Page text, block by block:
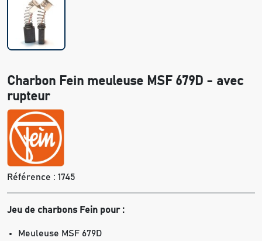
Charbon Fein meuleuse MSF 679D - avec
rupteur
Référence : 1745
Jeu de charbons Fein pour :
Meuleuse MSF 679D